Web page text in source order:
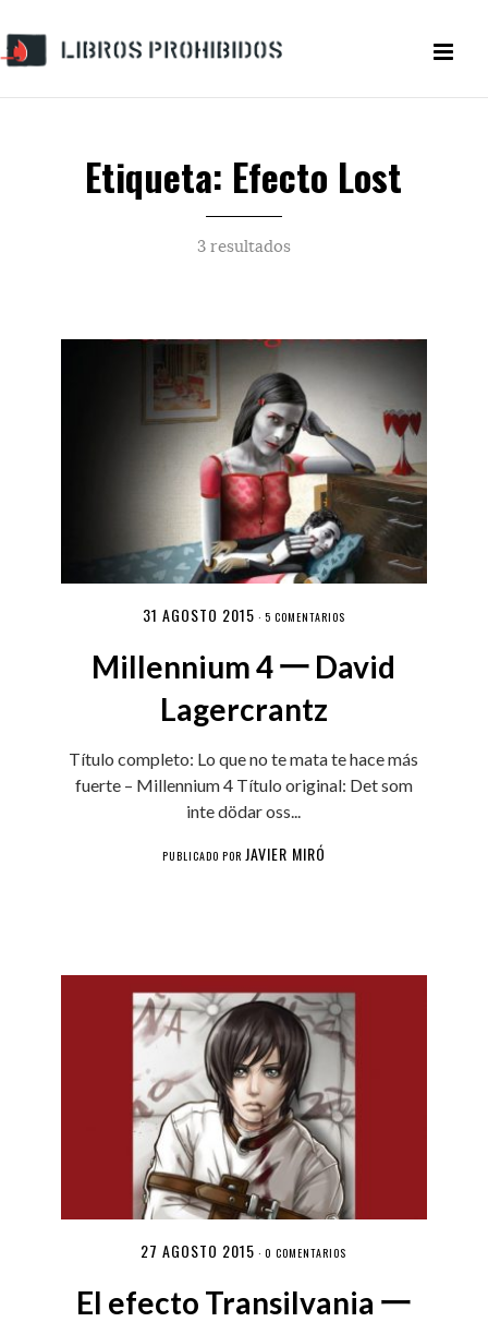
Etiqueta: Efecto Lost
3 resultados
31 AGOSTO 2015 · 5 COMENTARIOS
Millennium 4 一 David
Lagercrantz
Título completo: Lo que no te mata te hace más
fuerte – Millennium 4 Título original: Det som
inte dödar oss...
PUBLICADO POR JAVIER MIRÓ
27 AGOSTO 2015 ·0 COMENTARIOS
El efecto Transilvania 一